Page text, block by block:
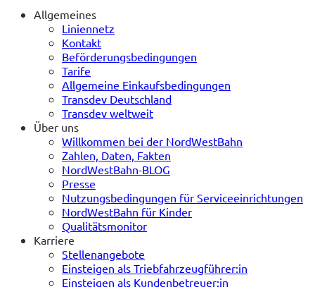
Allgemeines
Liniennetz
Kontakt
Beförderungsbedingungen
Tarife
Allgemeine Einkaufsbedingungen
Transdev Deutschland
Transdev weltweit
Über uns
Willkommen bei der NordWestBahn
Zahlen, Daten, Fakten
NordWestBahn-BLOG
Presse
Nutzungsbedingungen für Serviceeinrichtungen
NordWestBahn für Kinder
Qualitätsmonitor
Karriere
Stellenangebote
Einsteigen als Triebfahrzeugführer:in
Einsteigen als Kundenbetreuer:in